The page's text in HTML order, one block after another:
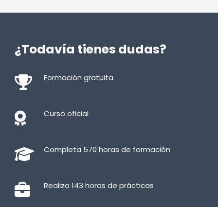
¿Todavía tienes dudas?
Formación gratuita
Curso oficial
Completa 570 horas de formación
Realiza 143 horas de prácticas